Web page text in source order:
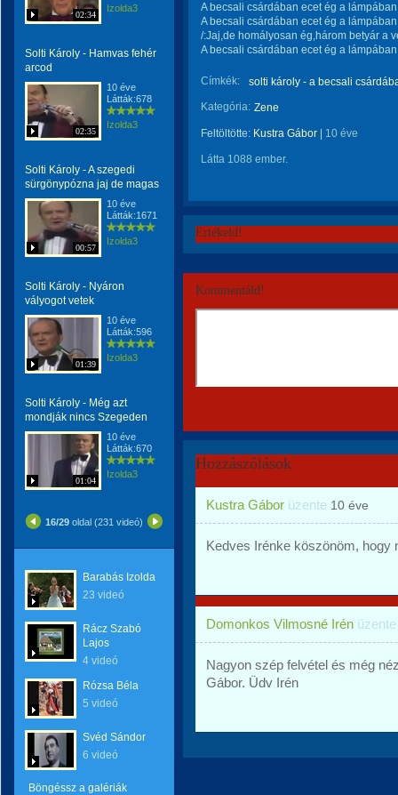
02:34
Izolda3
Solti Károly - Hamvas fehér
arcod
02:35
10 éve
Látták:678
Izolda3
Solti Károly - A szegedi
sürgönypózna jaj de magas
00:57
10 éve
Látták:1671
Izolda3
Solti Károly - Nyáron
vályogot vetek
01:39
10 éve
Látták:596
Izolda3
Solti Károly - Még azt
mondják nincs Szegeden
01:04
10 éve
Látták:670
Izolda3
16/29 oldal (231 videó)
Barabás Izolda
23 videó
Rácz Szabó
Lajos
4 videó
Rózsa Béla
5 videó
Svéd Sándor
6 videó
Böngéssz a galériák
A becsali csárdában ecet ég a
A becsali csárdában ecet ég a
/:Jaj,de homályosan ég,három betyár a
A becsali csárdában ecet ég a
Címkék:
solti károly - a becsali
Kategória: Zene
Feltöltötte: Kustra Gábor 10 éve
Látta 1088 ember.
Értékeld!
Kommentáld!
Hozzászólások
Kustra Gábor üzente 10 éve
Kedves Irénke köszönöm, hogy
Domonkos Vilmosné Irén
Nagyon szép felvétel és még
Gábor. Üdv Irén